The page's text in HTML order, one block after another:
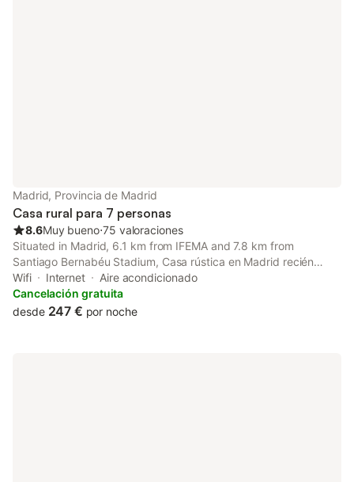
Madrid, Provincia de Madrid
Casa rural para 7 personas
8.6Muy bueno⋅75 valoraciones
Situated in Madrid, 6.1 km from IFEMA and 7.8 km from
Santiago Bernabéu Stadium, Casa rústica en Madrid recién
reformada features air-conditioned accommodation with a
balcony and free WiFi. Guests can benefit from a patio and a
picnic area.
Wifi Internet
Aire acondicionado
Cancelación gratuita
desde 247 € por noche